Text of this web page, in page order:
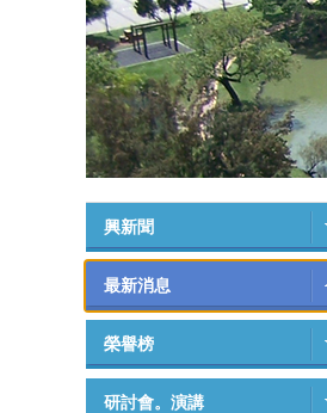
興新聞
最新消息
榮譽榜
研討會。演講